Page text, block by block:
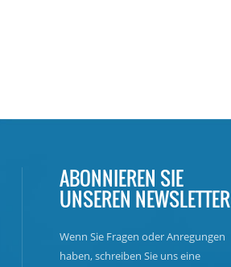
ABONNIEREN SIE
UNSEREN NEWSLETTER
Wenn Sie Fragen oder Anregungen
haben, schreiben Sie uns eine